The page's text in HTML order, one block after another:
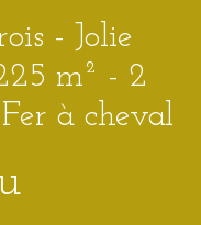
- Jolie
m² - 2
à cheval